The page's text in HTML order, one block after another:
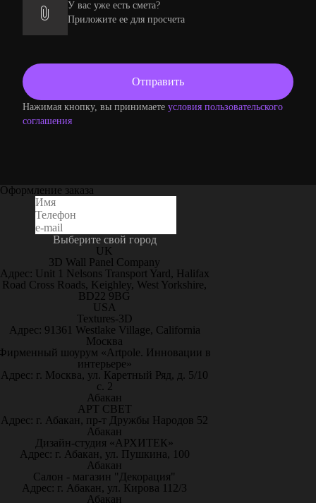
У вас уже есть смета?
Приложите ее для просчета
Нажимая кнопку, вы принимаете условия пользовательского
соглашения
Оформление заказа
Выберите свой город
UK
3D Wall Panel Company
Адрес: Unit 1 Nelsons Transport Yard, Halifax
Road Cross Roads, Keighley, West Yorkshire,
BD22 9BG
USA
Textures-3D
Адрес: 91361 Westlake Village, California
Москва
шоурум «Artpole. Инновации в
интерьере»
Адрес: г. Москва, ул. Каретный Ряд, д. 5/10
с. 2
Абакан
АРТ СВЕТ
Адрес: г. Абакан, пр-т Дружбы Народов 52
Абакан
Дизайн-студия «АРХИТЕК»
Адрес: г. Абакан, ул. Пушкина, 100
Абакан
Салон - магазин "Декорация"
Адрес: г. Абакан, ул. Кирова 112/3
Абакан